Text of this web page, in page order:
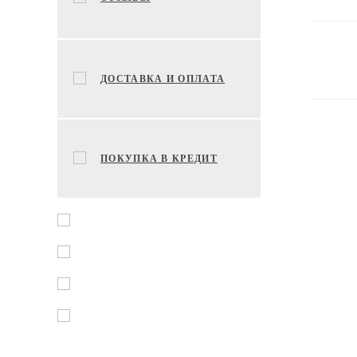
ДОСТАВКА И ОПЛАТА
ПОКУПКА В КРЕДИТ